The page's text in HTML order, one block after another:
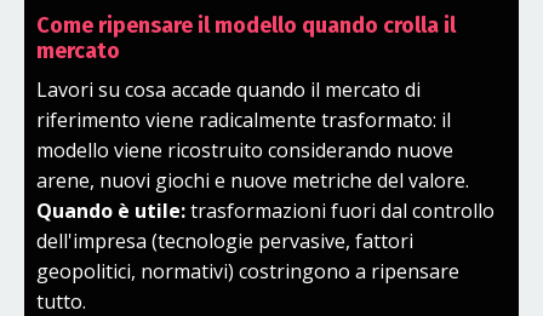
Come ripensare il modello quando crolla il
mercato
Lavori su cosa accade quando il mercato di
riferimento viene radicalmente trasformato: il
modello viene ricostruito considerando nuove
arene, nuovi giochi e nuove metriche del valore.
Quando è utile:trasformazioni fuori dal controllo
dell'impresa (tecnologie pervasive, fattori
geopolitici, normativi) costringono a ripensare
tutto.